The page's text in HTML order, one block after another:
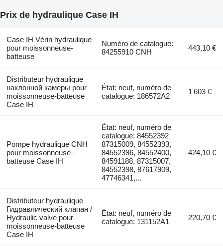
Prix de hydraulique Case IH
Case IH Vérin hydraulique
pour moissonneuse-
batteuse
Numéro de catalogue:
84255910 CNH
443,10 €
Distributeur hydraulique
наклонной камеры pour
moissonneuse-batteuse
Case IH
État: neuf, numéro de
catalogue: 186572A2
1 603 €
Pompe hydraulique CNH
pour moissonneuse-
batteuse Case IH
État: neuf, numéro de
catalogue: 84552392
87315009, 84552393,
84552396, 84552400,
84591188, 87315007,
84552398, 87617909,
47746341,...
424,10 €
Distributeur hydraulique
Гидравлический клапан /
Hydraulic valve pour
moissonneuse-batteuse
Case IH
État: neuf, numéro de
catalogue: 131152A1
220,70 €